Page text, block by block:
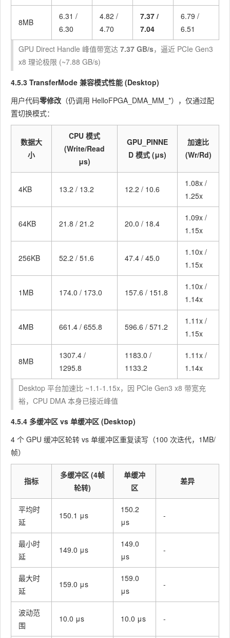
8MB
6.31 /
6.30
4.82 /
4.70
7.37 /
7.04
6.79 /
6.51
GPU Direct Handle 峰值带宽达 7.37 GB/s，逼近 PCIe Gen3
x8 理论极限 (~7.88 GB/s)
4.5.3 TransferMode 兼容模式性能 (Desktop)
用户代码零修改 （仍调用 HelloFPGA_DMA_MM_*），仅通过配
置切换模式：
数据大
小
CPU 模式
(Write/Read
μs)
GPU_PINNE
D 模式 (μs)
加速比
(Wr/Rd)
4KB 13.2 / 13.2 12.2 / 10.6
1.08x /
1.25x
64KB 21.8 / 21.2 20.0 / 18.4
1.09x /
1.15x
256KB 52.2 / 51.6 47.4 / 45.0
1.10x /
1.15x
1MB 174.0 / 173.0 157.6 / 151.8
1.10x /
1.14x
4MB 661.4 / 655.8 596.6 / 571.2
1.11x /
1.15x
8MB
1307.4 /
1295.8
1183.0 /
1133.2
1.11x /
1.14x
Desktop 平台加速比 ~1.1-1.15x，因 PCIe Gen3 x8 带宽充
裕，CPU DMA 本身已接近峰值
4.5.4 多缓冲区 vs 单缓冲区 (Desktop)
4 个 GPU 缓冲区轮转 vs 单缓冲区重复读写（100 次迭代，1MB/
帧）
指标
多缓冲区 (4帧
轮转)
单缓冲
区
差异
平均时
延
150.1 μs
150.2
μs
-
最小时
延
149.0 μs
149.0
μs
-
最大时
延
159.0 μs
159.0
μs
-
波动范
围
10.0 μs 10.0 μs -